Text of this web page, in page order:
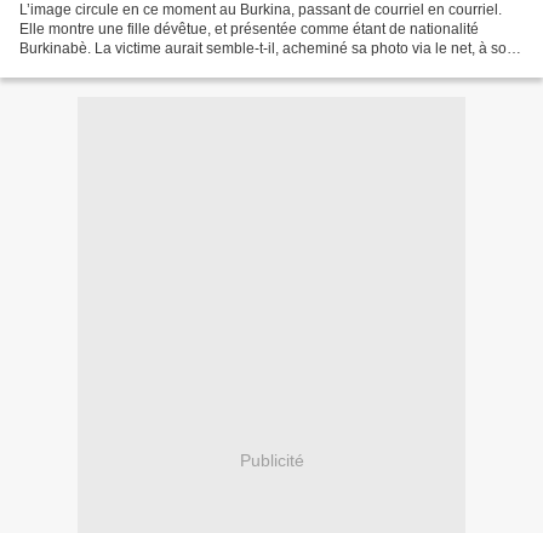
L’image circule en ce moment au Burkina, passant de courriel en courriel.
Elle montre une fille dévêtue, et présentée comme étant de nationalité
Burkinabè. La victime aurait semble-t-il, acheminé sa photo via le net, à son
Publicité